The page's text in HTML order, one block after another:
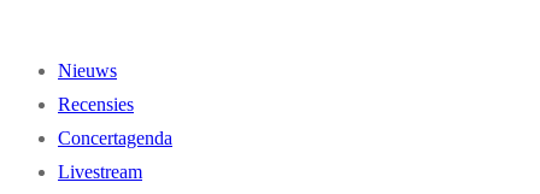
Nieuws
Recensies
Concertagenda
Livestream